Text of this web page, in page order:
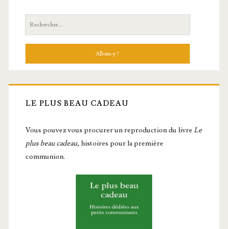
Recherche:
LE PLUS BEAU CADEAU
Vous pou­vez vous pro­cu­rer un repro­duc­tion du livre Le
plus beau cadeau, histoires pour la première
communion.